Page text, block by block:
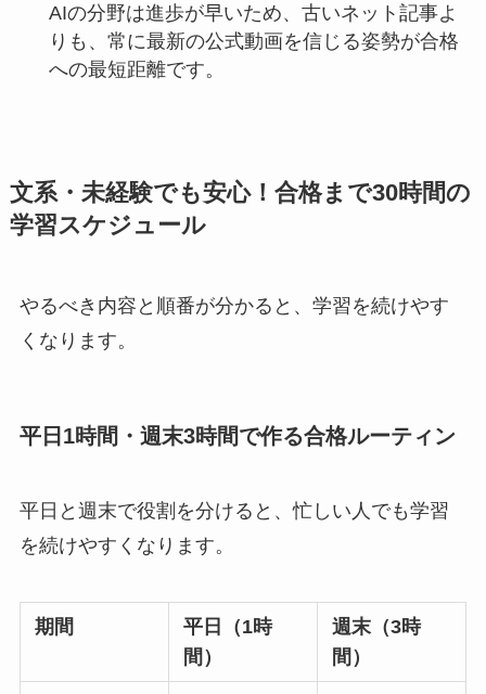
AIの分野は進歩が早いため、古いネット記事よ
りも、常に最新の公式動画を信じる姿勢が合格
への最短距離です。
文系・未経験でも安心！合格まで30時間の
学習スケジュール
やるべき内容と順番が分かると、学習を続けやす
くなります。
平日1時間・週末3時間で作る合格ルーティン
平日と週末で役割を分けると、忙しい人でも学習
を続けやすくなります。
期間
平日（1時
間）
週末（3時
間）